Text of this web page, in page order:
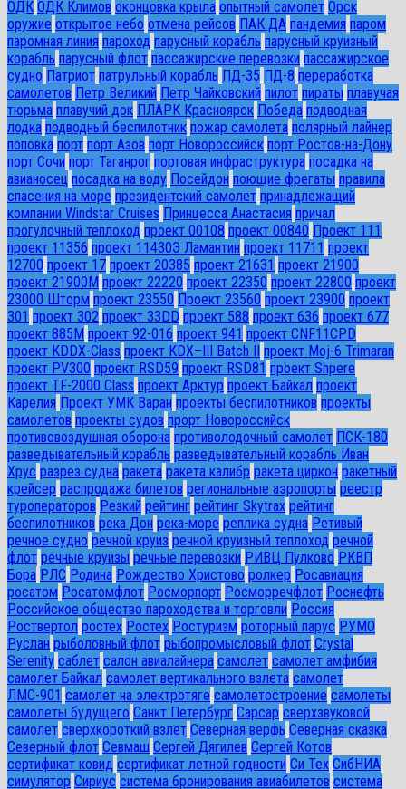
ОДК ОДК Климов оконцовка крыла опытный самолет Орск
оружие открытое небо отмена рейсов ПАК ДА пандемия паром
паромная линия пароход парусный корабль парусный круизный
корабль парусный флот пассажирские перевозки пассажирское
судно Патриот патрульный корабль ПД-35 ПД-8 переработка
самолетов Петр Великий Петр Чайковский пилот пираты плавучая
тюрьма плавучий док ПЛАРК Красноярск Победа подводная
лодка подводный беспилотник пожар самолета полярный лайнер
поповка порт порт Азов порт Новороссийск порт Ростов-на-Дону
порт Сочи порт Таганрог портовая инфраструктура посадка на
авианосец посадка на воду Посейдон поющие фрегаты правила
спасения на море президентский самолет принадлежащий
компании Windstar Cruises Принцесса Анастасия причал
прогулочный теплоход проект 00108 проект 00840 Проект 111
проект 11356 проект 11430Э Ламантин проект 11711 проект
12700 проект 17 проект 20385 проект 21631 проект 21900
проект 21900М проект 22220 проект 22350 проект 22800 проект
23000 Шторм проект 23550 Проект 23560 проект 23900 проект
301 проект 302 проект 33DD проект 588 проект 636 проект 677
проект 885М проект 92-016 проект 941 проект CNF11CPD
проект KDDX-Class проект KDX–III Batch II
проект Moj-6 Trimaran
проект PV300 проект RSD59 проект RSD81 проект Shpere
проект TF-2000 Class проект Арктур проект Байкал проект
Карелия Проект УМК Варан проекты беспилотников проекты
самолетов проекты судов прорт Новороссийск
противовоздушная оборона противолодочный самолет ПСК-180
разведывательный корабль разведывательный корабль Иван
Хрус разрез судна ракета ракета калибр ракета циркон ракетный
крейсер распродажа билетов региональные аэропорты реестр
туроператоров Резкий рейтинг рейтинг Skytrax рейтинг
беспилотников река Дон река-море реплика судна Ретивый
речное судно речной круиз речной круизный теплоход речной
флот речные круизы речные перевозки РИВЦ Пулково РКВП
Бора РЛС Родина Рождество Христово ролкер Росавиация
росатом Росатомфлот Росморпорт Росморречфлот Роснефть
Российское общество пароходства и торговли Россия
Роствертол ростех Ростех Ростуризм роторный парус РУМО
Руслан рыболовный флот рыбопромысловый флот Сrystal
Serenity саблет салон авиалайнера самолет самолет амфибия
самолет Байкал самолет вертикального взлета самолет
ЛМС-901 самолет на электротяге самолетостроение самолеты
самолеты будущего Санкт Петербург Сарсар сверхзвуковой
самолет сверхкороткий взлет Северная верфь Северная сказка
Северный флот Севмаш Сергей Дягилев Сергей Котов
сертификат ковид сертификат летной годности Си Тех СибНИА
симулятор Сириус система бронирования авиабилетов система